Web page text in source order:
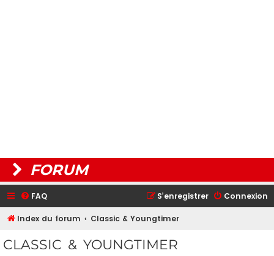
FORUM
FAQ Connexion
S’enregistrer
Index du forum Classic & Youngtimer
CLASSIC & YOUNGTIMER